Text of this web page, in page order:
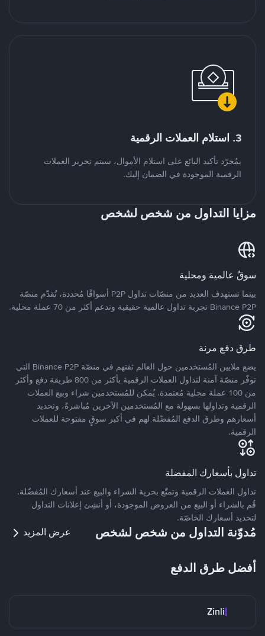
3. استلام العملات الرقمية
بمُجرّد تأكيد البائع على استلام الأموال، سيتم تحرير العملات
الرقمية الموجودة في الضمان إليك.
مزايا التداول من شخص لشخص
سوقٌ عالمية ومحلية
بينما تستهدف العديد من منصّات تداول P2P أسواقًا مُحددة، تُقدّم منصّة
Binance P2P تجربة تداول عالمية حقيقية وتدعم أكثر من 70 عملة محلية.
طرق دفع مرنة
يضع ملايين المُستخدمين حول العالم ثقتهم في منصّة Binance P2P التي
توفّر منصّة آمنة لتداول العملات الرقمية بأكثر من 800 طريقة دفع وأكثر
من 100 عملة محلية مُعتمدة. يُمكن للمُستخدمين شراء وبيع العملات
الرقمية وتداولها بسهولة مع المُستخدمين الآخرين مُباشرةً، وتحديد
أسعارهم وطرق الدفع المُفضّلة لهم في أكبر سوقٍ مفتوحة للعملات
الرقمية.
تداول بأسعارك المفضلة
تداول العملات الرقمية وتمتّع بحرية الشراء والبيع عند أسعارك المُفضّلة.
قُم بالشراء أو البيع من العروض الموجودة، أو أنشِئ إعلانات التداول
لتحديد أسعارك الخاصّة.
مُدوّنة التداول من شخص لشخص عرض المزيد
أفضل طرق الدفع
Zinli